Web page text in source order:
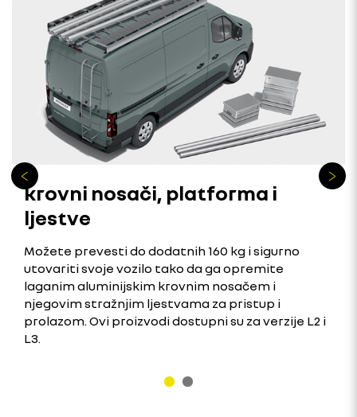
krovni nosači, platforma i
ljestve
Možete prevesti do dodatnih 160 kg i sigurno
utovariti svoje vozilo tako da ga opremite
laganim aluminijskim krovnim nosačem i
njegovim stražnjim ljestvama za pristup i
prolazom. Ovi proizvodi dostupni su za verzije L2 i
L3.